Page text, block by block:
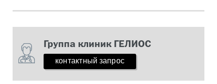
Группа клиник ГЕЛИОС
контактный запрос